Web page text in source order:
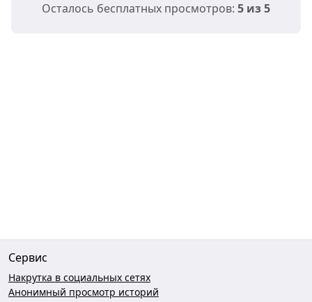
Осталось бесплатных просмотров: 5 из 5
Сервис
Накрутка в социальных сетях
Анонимный просмотр историй